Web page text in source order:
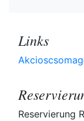
Links
Reservierung